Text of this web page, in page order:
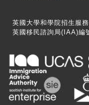
英國大學和學院招生服
英國移民諮詢局(IAA)編